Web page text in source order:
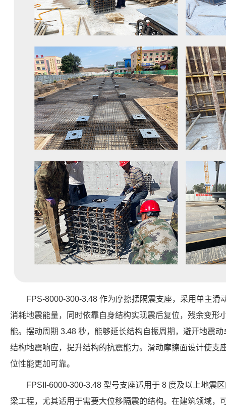
FPS-8000-300-3.48 作为摩擦摆隔震支座，采用单主滑
消耗地震能量，同时依靠自身结构实现震后复位，残余变形
能。摆动周期 3.48 秒，能够延长结构自振周期，避开地震
结构地震响应，提升结构的抗震能力。滑动摩擦面设计使支
位性能更加可靠。
FPSII-6000-300-3.48 型号支座适用于 8 度及以上地震
梁工程，尤其适用于需要大位移隔震的结构。在建筑领域，